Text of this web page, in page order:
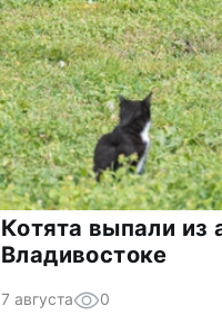
Котята выпали из
Владивостоке
7 августа 0